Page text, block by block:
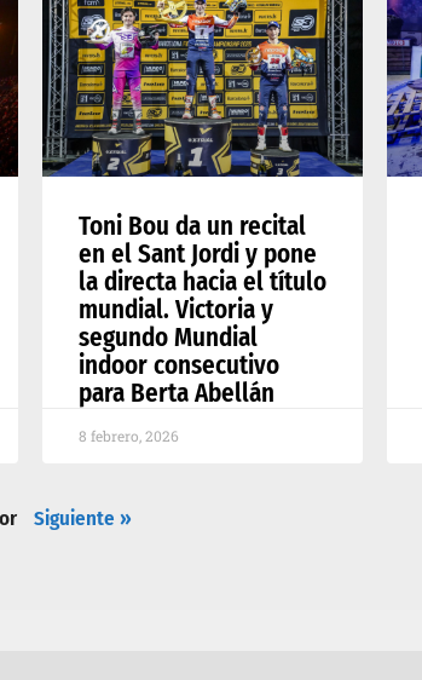
Toni Bou da un recital
en el Sant Jordi y pone
la directa hacia el título
mundial. Victoria y
segundo Mundial
indoor consecutivo
para Berta Abellán
8 febrero, 2026
Siguiente »